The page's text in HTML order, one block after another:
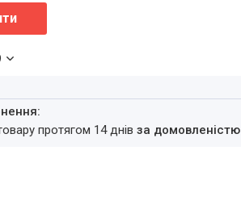
протягом 14 днівза домовленістю